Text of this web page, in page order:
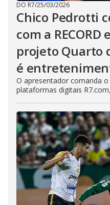
DO R7/25/03/2026
Chico Pedrotti
com a RECORD
projeto Quarto
é
O apresentador comanda
plataformas digitais